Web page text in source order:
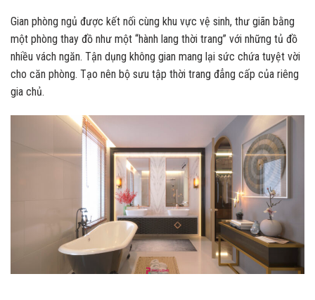
Gian phòng ngủ được kết nối cùng khu vực vệ sinh, thư giãn bằng
một phòng thay đồ như một “hành lang thời trang” với những tủ đồ
nhiều vách ngăn. Tận dụng không gian mang lại sức chứa tuyệt vời
cho căn phòng. Tạo nên bộ sưu tập thời trang đẳng cấp của riêng
gia chủ.